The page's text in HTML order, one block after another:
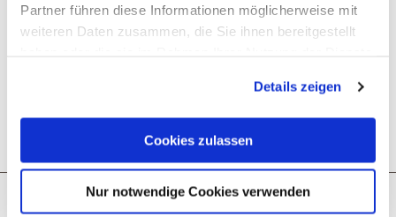
Partner führen diese Informationen möglicherweise mit
weiteren Daten zusammen, die Sie ihnen bereitgestellt
Cookies, wenn Sie unsere Webseite weiterhin nutzen.
Details zeigen
Cookies zulassen
Nur notwendige Cookies verwenden
Was möchtest du als nächstes tun?
Anreise planen PDF erzeugen
Weitere interessante Restaurants